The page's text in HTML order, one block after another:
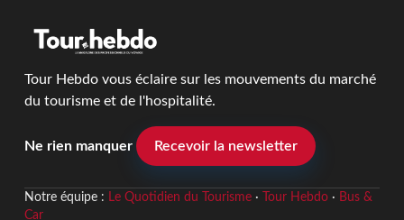
Tour Hebdo vous éclaire sur les mouvements du marché
du tourisme et de l'hospitalité.
Ne rien manquer Recevoir la newsletter
Notre équipe : Le Quotidien du Tourisme· Tour Hebdo· Bus &
Car